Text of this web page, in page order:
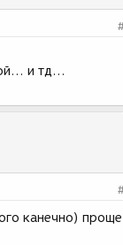
и тд...
канечно) проще